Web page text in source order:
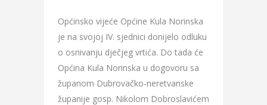
Općinsko vijeće Općine Kula Norinska
je na svojoj IV. sjednici donijelo odluku
o osnivanju dječjeg vrtića. Do tada će
Općina Kula Norinska u dogovoru sa
županom Dubrovačko-neretvanske
županije gosp. Nikolom Dobroslavićem